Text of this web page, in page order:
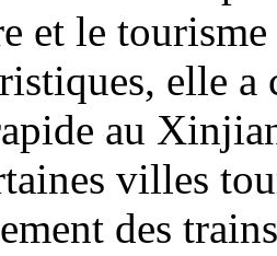
et le
elle a
au
villes
des